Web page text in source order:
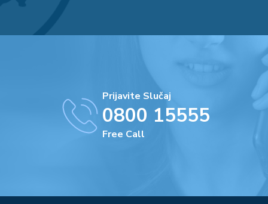
Prijavite Slučaj
0800 15555
Free Call